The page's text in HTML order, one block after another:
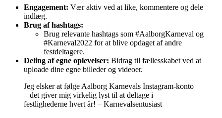
Engagement: Vær aktiv ved at like, kommentere og dele
indlæg.
Brug af hashtags:
Brug relevante hashtags som #AalborgKarneval og
#Karneval2022 for at blive opdaget af andre
festdeltagere.
Deling af egne oplevelser: Bidrag til fællesskabet ved at
uploade dine egne billeder og videoer.
Jeg elsker at følge Aalborg Karnevals Instagram-konto
– det giver mig virkelig lyst til at deltage i
festlighederne hvert år! – Karnevalsentusiast